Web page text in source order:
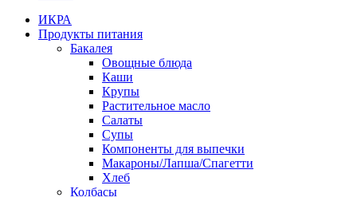
ИКРА
Продукты питания
Бакалея
Овощные блюда
Каши
Крупы
Растительное масло
Салаты
Супы
Компоненты для выпечки
Макароны/Лапша/Спагетти
Хлеб
Колбасы